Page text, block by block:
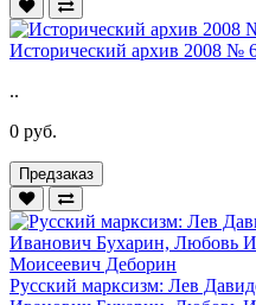
Исторический архив 2008 №
..
0 руб.
Предзаказ
Русский марксизм: Лев